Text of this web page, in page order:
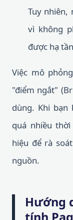
Tuy nhiên,
vì không
được hạ
Việc mô
"điểm ngắt"
dùng. Khi bạn
quá nhiều
hiệu để rà
nguồn.
Hướng